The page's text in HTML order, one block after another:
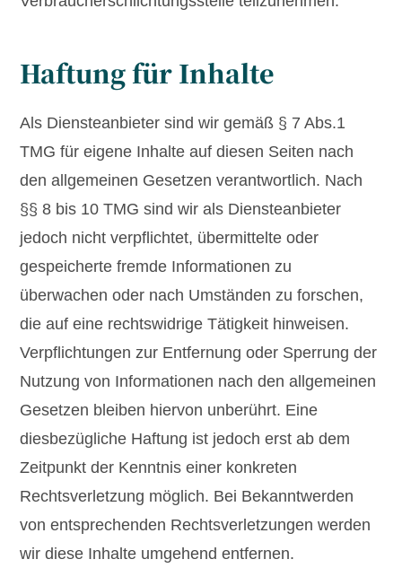
Haftung für Inhalte
Als Diensteanbieter sind wir gemäß § 7 Abs.1
TMG für eigene Inhalte auf diesen Seiten nach
den allgemeinen Gesetzen verantwortlich. Nach
§§ 8 bis 10 TMG sind wir als Diensteanbieter
jedoch nicht verpflichtet, übermittelte oder
gespeicherte fremde Informationen zu
überwachen oder nach Umständen zu forschen,
die auf eine rechtswidrige Tätigkeit hinweisen.
Verpflichtungen zur Entfernung oder Sperrung der
Nutzung von Informationen nach den allgemeinen
Gesetzen bleiben hiervon unberührt. Eine
diesbezügliche Haftung ist jedoch erst ab dem
Zeitpunkt der Kenntnis einer konkreten
Rechtsverletzung möglich. Bei Bekanntwerden
von entsprechenden Rechtsverletzungen werden
wir diese Inhalte umgehend entfernen.